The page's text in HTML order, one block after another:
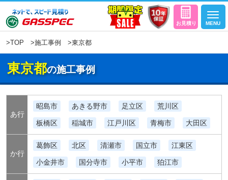
>TOP >施工事例 >東京都
東京都の施工事例
あ行
昭島市 あきる野市 足立区 荒川区
板橋区 稲城市 江戸川区 青梅市 大田区
か行
葛飾区 北区 清瀬市 国立市 江東区
小金井市 国分寺市 小平市 狛江市